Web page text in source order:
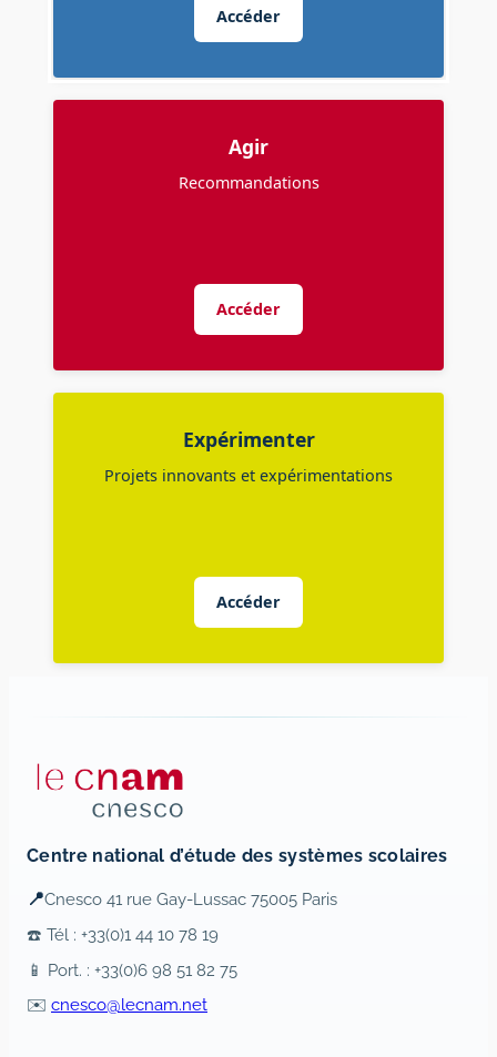
Accéder
Agir
Recommandations
Accéder
Expérimenter
Projets innovants et expérimentations
Accéder
Centre national d’étude des systèmes scolaires
📍Cnesco 41 rue Gay-Lussac 75005 Paris
☎️ Tél : +33(0)1 44 10 78 19
📱 Port. : +33(0)6 98 51 82 75
✉️ cnesco@lecnam.net